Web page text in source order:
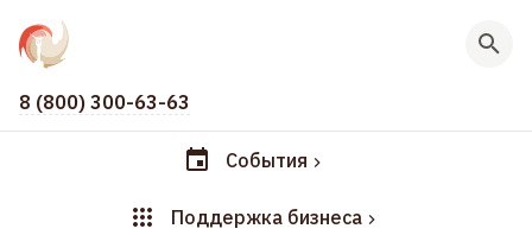
8 (800) 300-63-63
События
Поддержка бизнеса